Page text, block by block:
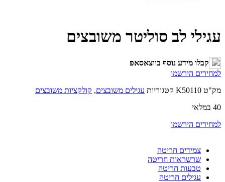
עגילי לב סוליטר משובצים
קבלו מידע נוסף בווצאסאפ
למחירים הירשמו
מק"ט K50110 קטגוריות עגילים משובצים, קולקציות משובצים
40 במלאי
למחירים הירשמו
צמידים חריטה
שרשראות חריטה
טבעות חריטה
עגילים חריטה